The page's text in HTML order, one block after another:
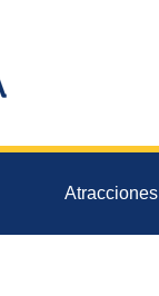
Atracciones